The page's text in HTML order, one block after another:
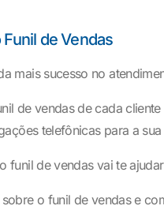
de Vendas
mais sucesso no
de vendas de cada
telefônicas para a
funil de vendas vai te
o funil de vendas e